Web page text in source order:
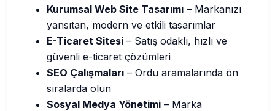
Kurumsal Web Site Tasarımı – Markanızı
yansıtan, modern ve etkili tasarımlar
E-Ticaret Sitesi – Satış odaklı, hızlı ve
güvenli e-ticaret çözümleri
SEO Çalışmaları – Ordu aramalarında ön
sıralarda olun
Sosyal Medya Yönetimi – Marka